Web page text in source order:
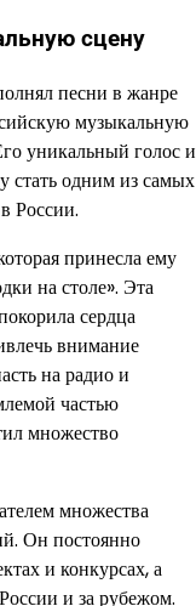
сцену
песни в жанре
музыкальную
уникальный голос и
стать одним из самых
России.
принесла ему
на столе». Эта
сердца
внимание
на радио и
частью
множество
множества
Он постоянно
и конкурсах, а
и за рубежом.